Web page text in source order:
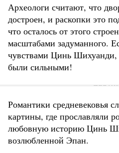
Археологи считают, что
достроен, и раскопки это
что осталось от этого
масштабами задуманного.
чувствами Цинь Шихуанди,
были сильными!
Романтики средневековья
картины, где прославляли
любовную историю Цинь
возлюбленной Эпан.